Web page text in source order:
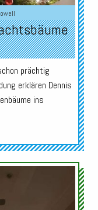
prächtig
erklären Dennis
ins
Audio-
Player